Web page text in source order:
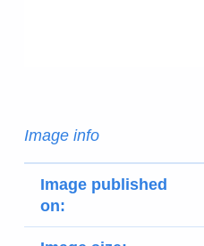
Image info
Image published
on: